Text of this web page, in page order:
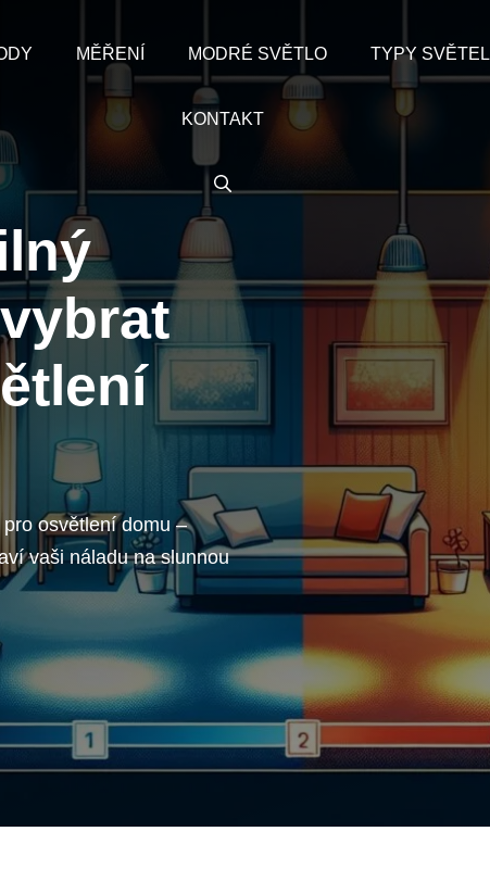
MĚŘENÍ MODRÉ SVĚTLO TYPY SVĚTEL
KONTAKT
osvětlení domu –
vaši náladu na slunnou